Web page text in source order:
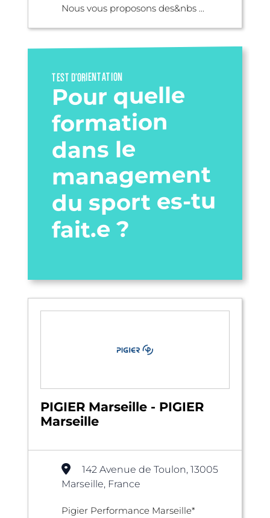
Nous vous proposons des&nbs ...
TEST D’ORIENTATION
Pour quelle
formation
dans le
management
du sport es-tu
fait.e ?
PIGIER Marseille - PIGIER
Marseille
142 Avenue de Toulon, 13005
Marseille, France
Pigier Performance Marseille*